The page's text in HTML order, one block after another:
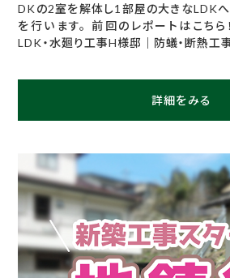
DKの2室を解体し1部屋の大きなLDK
を行います。 前回のレポートはこち
LDK・水廻り工事H様邸｜防蟻・断熱工
詳細をみる